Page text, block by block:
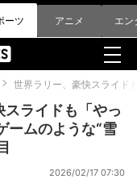
ーツ アニメ エン
世界ラリー、豪快スライド
スライドも「やっ
ームのような“雪
2026/02/17 07:30